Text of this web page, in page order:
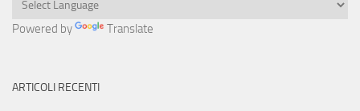
Powered by Translate
ARTICOLI RECENTI